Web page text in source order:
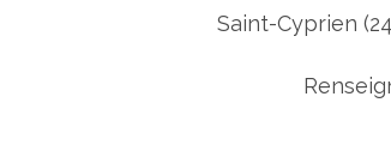
Saint-Cyprien